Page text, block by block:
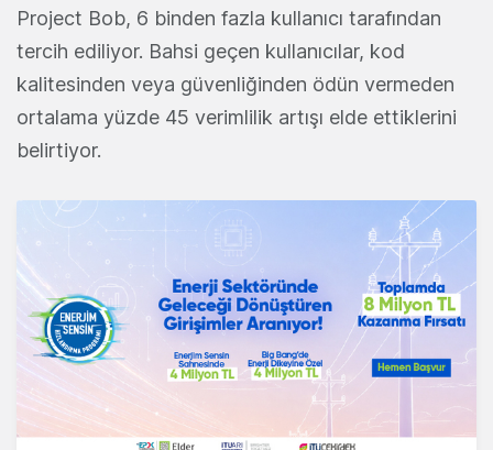
Project Bob, 6 binden fazla kullanıcı tarafından
tercih ediliyor. Bahsi geçen kullanıcılar, kod
kalitesinden veya güvenliğinden ödün vermeden
ortalama yüzde 45 verimlilik artışı elde ettiklerini
belirtiyor.